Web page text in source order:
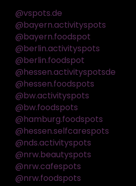
@vspots.de
@bayern.activityspots
@bayern.foodspot
@berlin.activityspots
@berlin.foodspot
@hessen.activityspotsde
@hessen.foodspots
@bw.activityspots
@bw.foodspots
@hamburg.foodspots
@hessen.selfcarespots
@nds.activityspots
@nrw.beautyspots
@nrw.cafespots
@nrw.foodspots